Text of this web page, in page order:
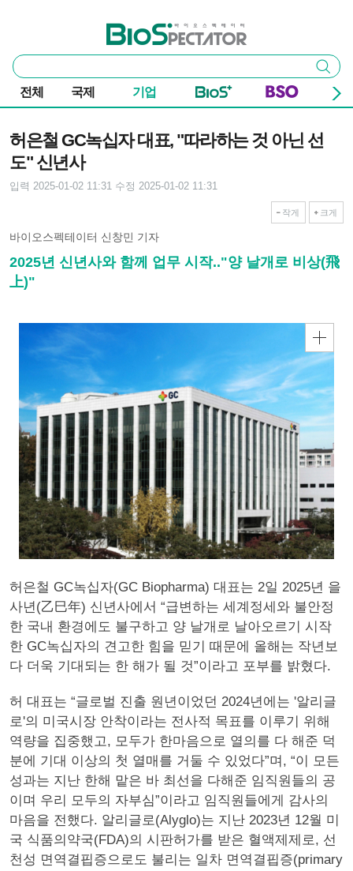
바이오스펙테이터
통
합
검
색
검색
전체 국제 기업
허은철 GC녹십자 대표, "따라하는 것 아닌 선
도" 신년사
입력 2025-01-02 11:31 수정 2025-01-02 11:31
작게 크게
바이오스펙테이터 신창민 기자
2025년 신년사와 함께 업무 시작.."양 날개로 비상(飛
上)"
허은철 GC녹십자(GC Biopharma) 대표는 2일 2025년 을
사년(乙巳年) 신년사에서 “급변하는 세계정세와 불안정
한 국내 환경에도 불구하고 양 날개로 날아오르기 시작
한 GC녹십자의 견고한 힘을 믿기 때문에 올해는 작년보
다 더욱 기대되는 한 해가 될 것”이라고 포부를 밝혔다.
허 대표는 “글로벌 진출 원년이었던 2024년에는 '알리글
로'의 미국시장 안착이라는 전사적 목표를 이루기 위해
역량을 집중했고, 모두가 한마음으로 열의를 다 해준 덕
분에 기대 이상의 첫 열매를 거둘 수 있었다”며, “이 모든
성과는 지난 한해 맡은 바 최선을 다해준 임직원들의 공
이며 우리 모두의 자부심”이라고 임직원들에게 감사의
마음을 전했다. 알리글로(Alyglo)는 지난 2023년 12월 미
국 식품의약국(FDA)의 시판허가를 받은 혈액제제로, 선
천성 면역결핍증으로도 불리는 일차 면역결핍증(primary